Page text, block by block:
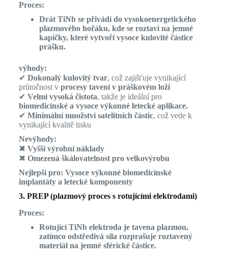
Proces:
Drát TiNb se přivádí do vysokoenergetického
plazmového hořáku, kde se roztaví na jemné
kapičky, které vytvoří vysoce kulovité částice
prášku.
výhody:
✔ Dokonalý kulovitý tvar, což zajišťuje vynikající
průtočnost v procesy tavení v práškovém loži
✔ Velmi vysoká čistota, takže je ideální pro
biomedicínské a vysoce výkonné letecké aplikace.
✔ Minimální množství satelitních částic, což vede k
vynikající kvalitě tisku
Nevýhody:
✖ Vyšší výrobní náklady
✖ Omezená škálovatelnost pro velkovýrobu
Nejlepší pro: Vysoce výkonné biomedicínské
implantáty a letecké komponenty
3. PREP (plazmový proces s rotujícími elektrodami)
Proces:
Rotující TiNb elektroda je tavena plazmou,
zatímco odstředivá síla rozprašuje roztavený
materiál na jemné sférické částice.